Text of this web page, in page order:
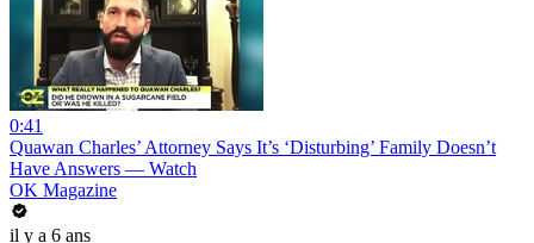
0:41
Quawan Charles’ Attorney Says It’s ‘Disturbing’ Family Doesn’t
Have Answers — Watch
OK Magazine
il y a 6 ans